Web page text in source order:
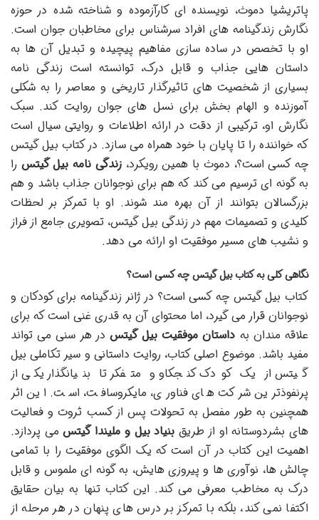
پاتریشیا دموث، نویسنده ای کارآزموده و شناخته شده در حوزه
نگارش زندگینامه های افراد سرشناس برای مخاطبان جوان است.
او با تخصص در ساده سازی مفاهیم پیچیده و تبدیل آن ها به
داستان هایی جذاب و قابل درک، توانسته است زندگی نامه
بسیاری از شخصیت های تاثیرگذار تاریخی و معاصر را به شکلی
آموزنده و الهام بخش برای نسل های جوان روایت کند. سبک
نگارش او، ترکیبی از دقت در ارائه اطلاعات و روایتی سیال است
که خواننده را تا پایان با خود همراه می سازد. در کتاب بیل گیتس
چه کسی است؟، دموث با همین رویکرد،زندگی نامه بیل گیتس را
به گونه ای ترسیم می کند که هم برای نوجوانان جذاب باشد و هم
بزرگسالان بتوانند از آن بهره مند شوند. او با تمرکز بر لحظات
کلیدی و تصمیمات مهم در زندگی بیل گیتس، تصویری جامع از فراز
و نشیب های مسیر موفقیت او ارائه می دهد.
نگاهی کلی به کتاب بیل گیتس چه کسی است؟
کتاب بیل گیتس چه کسی است؟ در ژانر زندگینامه برای کودکان و
نوجوانان قرار می گیرد، اما محتوای آن به قدری غنی است که برای
علاقه مندان به داستان موفقیت بیل گیتس در هر سنی می تواند
مفید باشد. موضوع اصلی کتاب، روایت داستانی و سیر تکاملی بیل
گیتس از یک کودک کنجکاو و متفکر تا بنیانگذار یکی از
پرنفوذترین شرکت های فناوری، مایکروسافت، است. این اثر
همچنین به طور مفصل به تحولات پس از کسب ثروت و فعالیت
های بشردوستانه او از طریق بنیاد بیل و ملیندا گیتسمی پردازد.
اهمیت این کتاب در آن است که یک الگوی موفقیت را با تمامی
چالش ها، نوآوری ها و پیروزی هایش، به گونه ای ملموس و قابل
درک به مخاطب معرفی می کند. این کتاب تنها به بیان حقایق
اکتفا نمی کند، بلکه با تمرکز بر درس های پنهان در هر مرحله از